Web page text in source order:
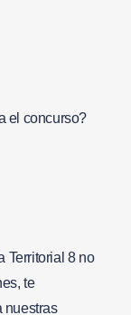
el concurso?
Territorial 8 no
te
nuestras